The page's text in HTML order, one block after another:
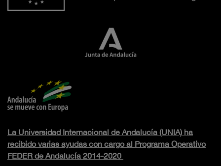
La Universidad Internacional de Andalucía (UNIA) ha
recibido varias ayudas con cargo al Programa Operativo
FEDER de Andalucía 2014-2020